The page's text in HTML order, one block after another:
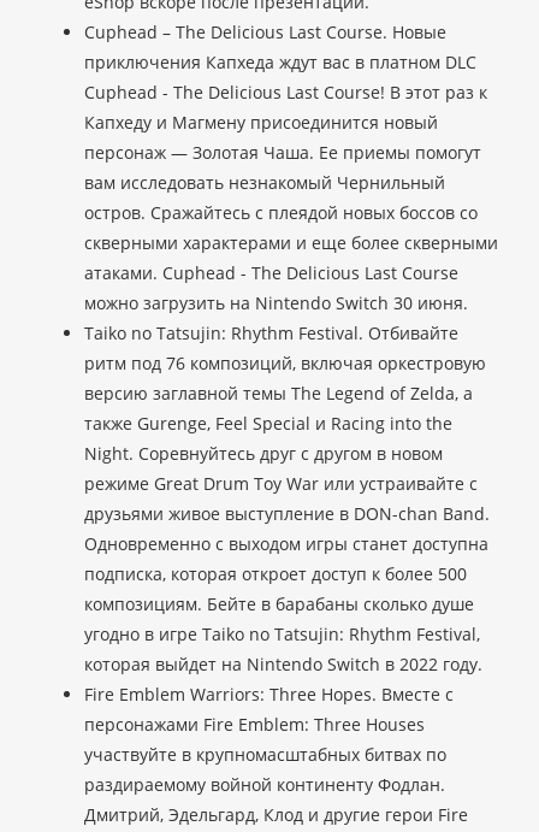
Cuphead – The Delicious Last Course. Новые
приключения Капхеда ждут вас в платном DLC
Cuphead - The Delicious Last Course! В этот раз к
Капхеду и Магмену присоединится новый
персонаж — Золотая Чаша. Ее приемы помогут
вам исследовать незнакомый Чернильный
остров. Сражайтесь с плеядой новых боссов со
скверными характерами и еще более скверными
атаками. Cuphead - The Delicious Last Course
можно загрузить на Nintendo Switch 30 июня.
Taiko no Tatsujin: Rhythm Festival. Отбивайте
ритм под 76 композиций, включая оркестровую
версию заглавной темы The Legend of Zelda, а
также Gurenge, Feel Special и Racing into the
Night. Соревнуйтесь друг с другом в новом
режиме Great Drum Toy War или устраивайте с
друзьями живое выступление в DON-chan Band.
Одновременно с выходом игры станет доступна
подписка, которая откроет доступ к более 500
композициям. Бейте в барабаны сколько душе
угодно в игре Taiko no Tatsujin: Rhythm Festival,
которая выйдет на Nintendo Switch в 2022 году.
Fire Emblem Warriors: Three Hopes. Вместе с
персонажами Fire Emblem: Three Houses
участвуйте в крупномасштабных битвах по
раздираемому войной континенту Фодлан.
Дмитрий, Эдельгард, Клод и другие герои Fire